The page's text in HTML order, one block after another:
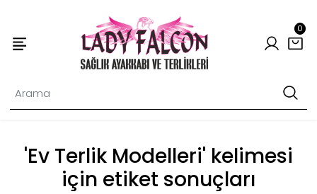
0
'Ev Terlik Modelleri' kelimesi
için etiket sonuçları